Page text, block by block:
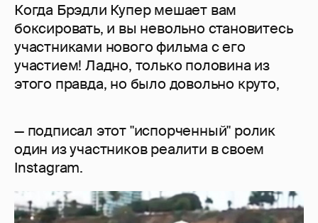
Когда Брэдли Купер мешает вам
боксировать, и вы невольно становитесь
участниками нового фильма с его
участием! Ладно, только половина из
этого правда, но было довольно круто,
— подписал этот "испорченный" ролик
один из участников реалити в своем
Instagram.